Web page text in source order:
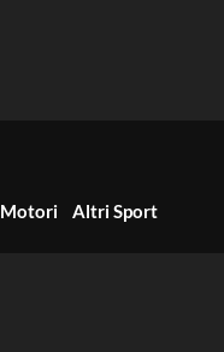
Motori Altri Sport